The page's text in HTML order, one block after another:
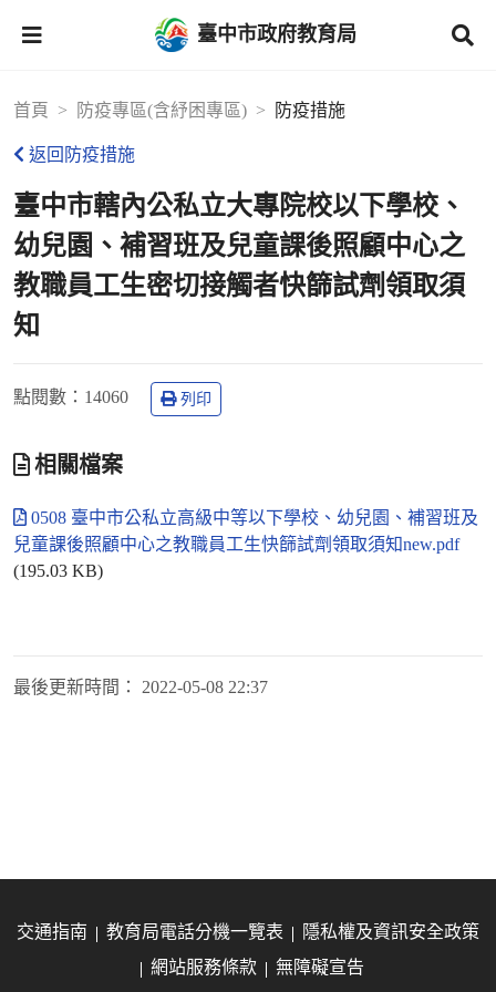
臺中市政府教育局
首頁 防疫專區(含紓困專區) 防疫措施
返回防疫措施
臺中市轄內公私立大專院校以下學校、
幼兒園、補習班及兒童課後照顧中心之
教職員工生密切接觸者快篩試劑領取須
知
點閱數 ：14060 列印
相關檔案
0508 臺中市公私立高級中等以下學校、幼兒園、補習班及
兒童課後照顧中心之教職員工生快篩試劑領取須知new.pdf
(195.03 KB)
最後更新時間： 2022-05-08 22:37
交通指南 教育局電話分機一覽表
隱私權及資訊安全政策
網站服務條款
無障礙宣告